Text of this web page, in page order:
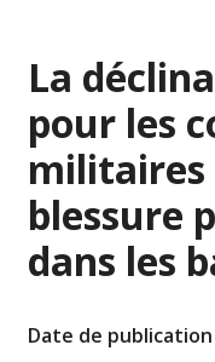
La
pour les
militaires
blessure
dans les
Date de publication